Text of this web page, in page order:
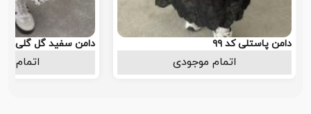
دامن پاستلی کد ۹۹
1.490.000اتمام موجودی
دامن سفید گل گلی کد 3
اتمام